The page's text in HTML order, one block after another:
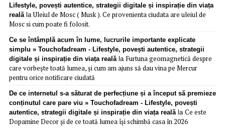
Lifestyle, povești autentice, strategii digitale și inspirație din viața
realălaUleiul de Mosc ( Musk ). Ce provenienta ciudata are uleiul de
Mosc si cum poate fi folosit.
Ce se întâmplă acum în lume, lucrurile importante explicate
simplu » Touchofadream - Lifestyle, povești autentice, strategii
digitale și inspirație din viața realăla Furtuna geomagnetică despre
care vorbește toată lumea, și cum am ajuns să dau vina pe Mercur
pentru orice notificare ciudată
De ce internetul s-a săturat de perfecțiune și a început să premieze
conținutul care pare viu » Touchofadream - Lifestyle, povești
autentice, strategii digitale și inspirație din viața realăla Ce este
Dopamine Decor și de ce toată lumea își schimbă casa în 2026